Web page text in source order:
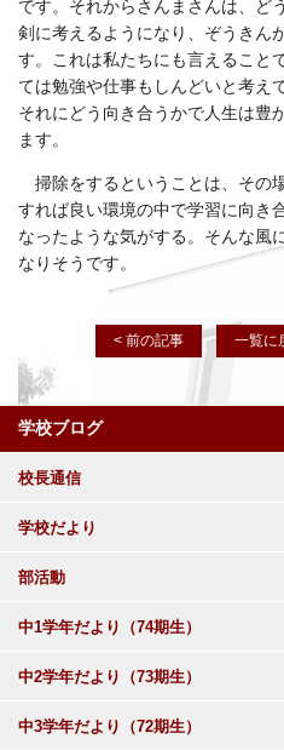
です。それからさんまさんは、ど
剣に考えるようになり、ぞうきん
す。これは私たちにも言えること
ては勉強や仕事もしんどいと考え
それにどう向き合うかで人生は豊
ます。
掃除をするということは、その
すれば良い環境の中で学習に向き
なったような気がする。そんな風
なりそうです。
< 前の記事 一覧に
学校ブログ
校長通信
学校だより
部活動
中1学年だより（74期生）
中2学年だより（73期生）
中3学年だより（72期生）